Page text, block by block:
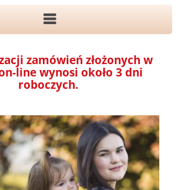
zamówień złożonych w
line wynosi około 3 dni
roboczych.